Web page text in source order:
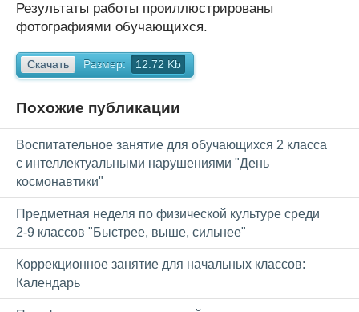
Результаты работы проиллюстрированы
фотографиями обучающихся.
Скачать Размер: 12.72 Kb
Похожие публикации
Воспитательное занятие для обучающихся 2 класса
с интеллектуальными нарушениями "День
космонавтики"
Предметная неделя по физической культуре среди
2-9 классов "Быстрее, выше, сильнее"
Коррекционное занятие для начальных классов:
Календарь